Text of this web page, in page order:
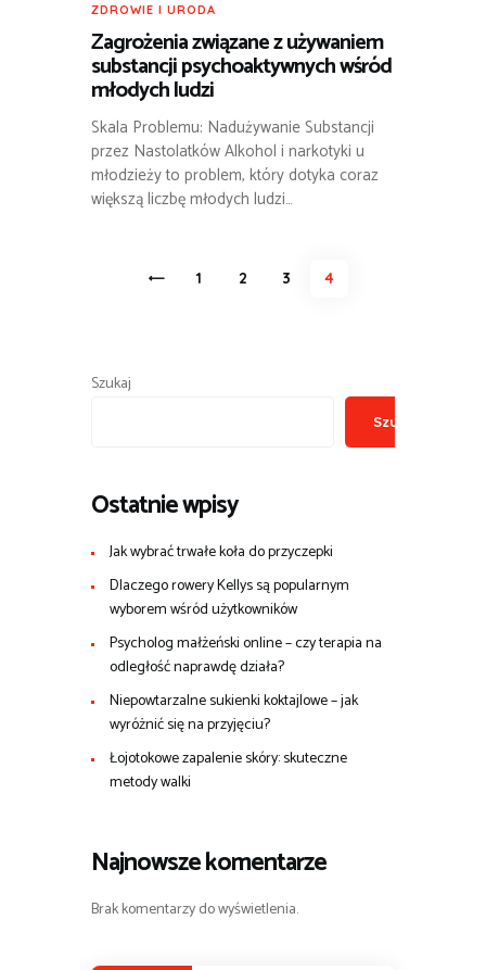
ZDROWIE I URODA
Zagrożenia związane z używaniem
substancji psychoaktywnych wśród
młodych ludzi
Skala Problemu: Nadużywanie Substancji
przez Nastolatków Alkohol i narkotyki u
młodzieży to problem, który dotyka coraz
większą liczbę młodych ludzi…
Stronicowanie
PAGE
1 PAGE
2 PAGE
3 PAGE
4
Szukaj
Szukaj
Ostatnie wpisy
Jak wybrać trwałe koła do przyczepki
Dlaczego rowery Kellys są popularnym
wyborem wśród użytkowników
Psycholog małżeński online – czy terapia na
odległość naprawdę działa?
Niepowtarzalne sukienki koktajlowe – jak
wyróżnić się na przyjęciu?
Łojotokowe zapalenie skóry: skuteczne
metody walki
Najnowsze komentarze
Brak komentarzy do wyświetlenia.